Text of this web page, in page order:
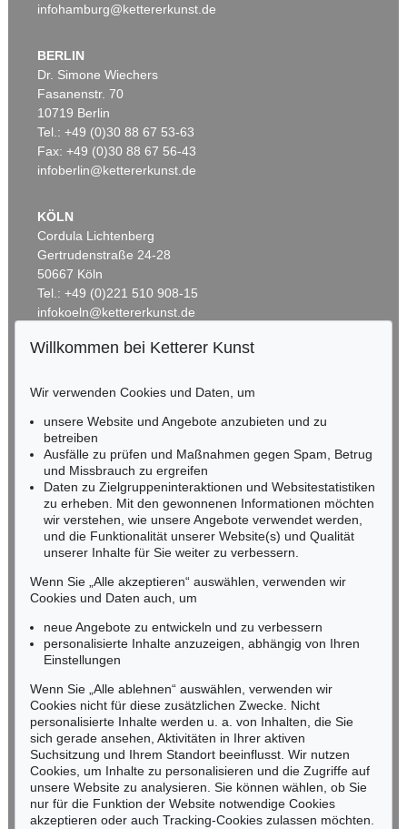
Auktion 426 - Lot 459
M. QUINTILIANUS
Oratiarum institutionum., 1548
Ergebnis:€ 204
infohamburg@kettererkunst.de
BERLIN
Dr. Simone Wiechers
Fasanenstr. 70
10719 Berlin
Tel.: +49 (0)30 88 67 53-63
Fax: +49 (0)30 88 67 56-43
infoberlin@kettererkunst.de
KÖLN
Cordula Lichtenberg
Gertrudenstraße 24-28
50667 Köln
Tel.: +49 (0)221 510 908-15
infokoeln@kettererkunst.de
RHEINLAND-PFALZ
Miriam Heß
Tel.: +49 (0)62 21 58 80-038
Fax: +49 (0)62 21 58 80-595
infoheidelberg@kettererkunst.de
NORDDEUTSCHLAND
Nico Kassel, M.A.
Tel.: +49 (0)89 55244-164
Mobil: +49 (0)171 8618661
n.kassel@kettererkunst.de
Keine Auktion mehr verpassen!
Wir informieren Sie rechtzeitig.
Jetzt zum Newsletter anmelden >
Willkommen bei Ketterer Kunst
Wir verwenden Cookies und Daten, um
unsere Website und Angebote anzubieten und zu
betreiben
Ausfälle zu prüfen und Maßnahmen gegen Spam, Betrug
und Missbrauch zu ergreifen
Daten zu Zielgruppeninteraktionen und Websitestatistiken
zu erheben. Mit den gewonnenen Informationen möchten
wir verstehen, wie unsere Angebote verwendet werden,
und die Funktionalität unserer Website(s) und Qualität
unserer Inhalte für Sie weiter zu verbessern.
Wenn Sie „Alle akzeptieren“ auswählen, verwenden wir
Cookies und Daten auch, um
neue Angebote zu entwickeln und zu verbessern
personalisierte Inhalte anzuzeigen, abhängig von Ihren
Einstellungen
Wenn Sie „Alle ablehnen“ auswählen, verwenden wir
Cookies nicht für diese zusätzlichen Zwecke. Nicht
personalisierte Inhalte werden u. a. von Inhalten, die Sie
sich gerade ansehen, Aktivitäten in Ihrer aktiven
Suchsitzung und Ihrem Standort beeinflusst. Wir nutzen
Cookies, um Inhalte zu personalisieren und die Zugriffe auf
unsere Website zu analysieren. Sie können wählen, ob Sie
nur für die Funktion der Website notwendige Cookies
akzeptieren oder auch Tracking-Cookies zulassen möchten.